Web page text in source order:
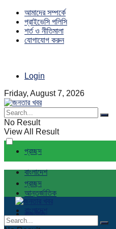
আমাদের সম্পর্কে
প্রাইভেসি পলিসি
শর্ত ও নীতিমালা
যোগাযোগ করুন
Login
Friday, August 7, 2026
No Result
View All Result
প্রচ্ছদ
বাংলাদেশ
আন্তর্জাতিক
রাজনীতি
প্রচ্ছদ
বাংলাদেশ